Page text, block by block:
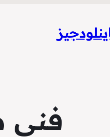
فني